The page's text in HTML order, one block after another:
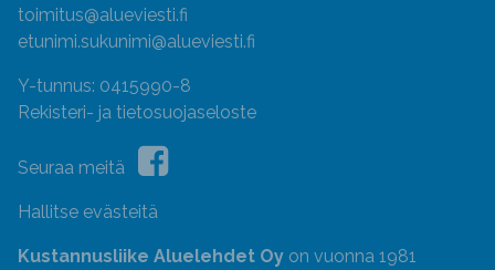
toimitus@alueviesti.fi
etunimi.sukunimi@alueviesti.fi
Y-tunnus: 0415990-8
Rekisteri- ja tietosuojaseloste
Seuraa meitä
Hallitse evästeitä
Kustannusliike Aluelehdet Oy on vuonna 1981